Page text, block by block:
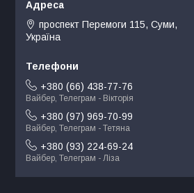
проспект Перемоги 115, Суми,
Україна
+380 (66) 438-77-76
Вайбер, Телеграм - Вікторія
+380 (97) 969-70-99
Вайбер, Телеграм - Тетяна
+380 (93) 224-69-24
Вайбер, Телеграм - Ліза